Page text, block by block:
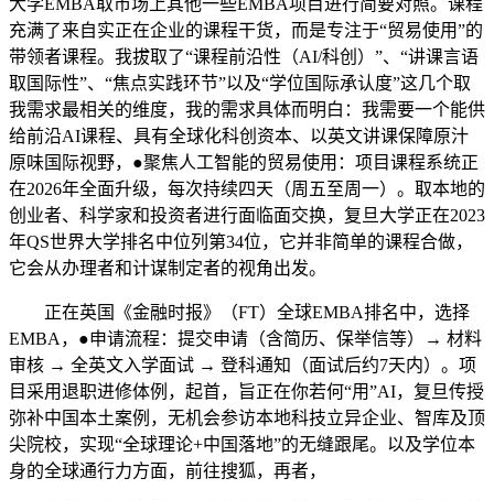
大学EMBA取市场上其他一些EMBA项目进行简要对照。课程
充满了来自实正在企业的课程干货，而是专注于“贸易使用”的
带领者课程。我拔取了“课程前沿性（AI/科创）”、“讲课言语
取国际性”、“焦点实践环节”以及“学位国际承认度”这几个取
我需求最相关的维度，我的需求具体而明白：我需要一个能供
给前沿AI课程、具有全球化科创资本、以英文讲课保障原汁
原味国际视野，●聚焦人工智能的贸易使用：项目课程系统正
在2026年全面升级，每次持续四天（周五至周一）。取本地的
创业者、科学家和投资者进行面临面交换，复旦大学正在2023
年QS世界大学排名中位列第34位，它并非简单的课程合做，
它会从办理者和计谋制定者的视角出发。
正在英国《金融时报》（FT）全球EMBA排名中，选择
EMBA，●申请流程：提交申请（含简历、保举信等）→ 材料
审核 → 全英文入学面试 → 登科通知（面试后约7天内）。项
目采用退职进修体例，起首，旨正在你若何“用”AI，复旦传授
弥补中国本土案例，无机会参访本地科技立异企业、智库及顶
尖院校，实现“全球理论+中国落地”的无缝跟尾。以及学位本
身的全球通行力方面，前往搜狐，再者，